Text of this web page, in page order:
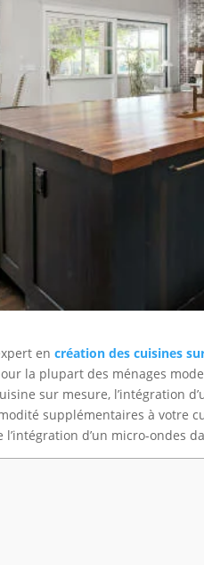
encréation des cuisines
la plupart des ménages
sur mesure, l’intégration
supplémentaires à votre
d’un micro-ondes